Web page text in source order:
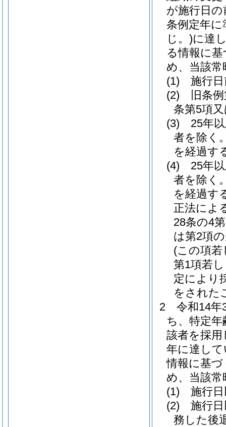
が施行日
条例定年
じ。)に達
る情報に
め、当該
(1)
施行
(2)
旧条
条第5項
(3)
25年
者を除く
を経過す
(4)
25年
者を除く
を経過す
正法によ
28条の4
は第2項
(この項若
第1項若
定により
をされた
2
令和14年
ち、特定
該者を採
年に達し
情報に基
め、当該
(1)
施行
(2)
施行
務した後